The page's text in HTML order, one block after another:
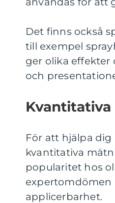
Det finns också
till exempel
ger olika effekter
och
För att hjälpa
kvantitativa
popularitet hos
expertomdömen
applicerbarhet.